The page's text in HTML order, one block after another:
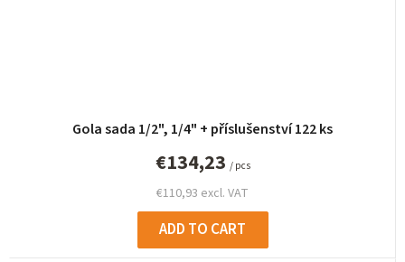
Gola sada 1/2", 1/4" + příslušenství 122 ks
€110,93 excl. VAT
€134,23 / pcs
ADD TO CART